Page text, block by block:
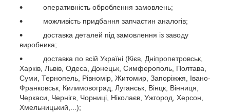
оперативність оброблення замовлень;
можливість придбання запчастин аналогів;
доставка деталей під замовлення із заводу
виробника;
доставка по всій Україні (Кієв, Дніпропетровськ,
Харків, Львів, Одеса, Донецьк, Симферополь, Полтава,
Суми, Тернопель, Рівномір, Житомир, Запоріжжя, Івано-
Франковськ, Килимовоград, Луганськ, Вінцк, Вінниця,
Черкаси, Чернігв, Чорниці, Ніколаєв, Ужгород, Херсон,
Хмельницький,...);